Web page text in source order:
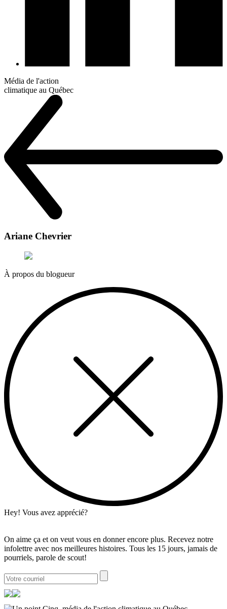
Média de l'action
climatique au Québec
Ariane Chevrier
À propos du blogueur
Hey! Vous avez apprécié?
On aime ça et on veut vous en donner encore plus. Recevez notre
infolettre avec nos meilleures histoires. Tous les 15 jours, jamais de
pourriels, parole de scout!